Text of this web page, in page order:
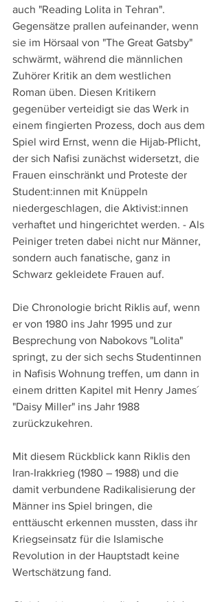
auch "Reading Lolita in Tehran".
Gegensätze prallen aufeinander, wenn
sie im Hörsaal von "The Great Gatsby"
schwärmt, während die männlichen
Zuhörer Kritik an dem westlichen
Roman üben. Diesen Kritikern
gegenüber verteidigt sie das Werk in
einem fingierten Prozess, doch aus dem
Spiel wird Ernst, wenn die Hijab-Pflicht,
der sich Nafisi zunächst widersetzt, die
Frauen einschränkt und Proteste der
Student:innen mit Knüppeln
niedergeschlagen, die Aktivist:innen
verhaftet und hingerichtet werden. - Als
Peiniger treten dabei nicht nur Männer,
sondern auch fanatische, ganz in
Schwarz gekleidete Frauen auf.
Die Chronologie bricht Riklis auf, wenn
er von 1980 ins Jahr 1995 und zur
Besprechung von Nabokovs "Lolita"
springt, zu der sich sechs Studentinnen
in Nafisis Wohnung treffen, um dann in
einem dritten Kapitel mit Henry James´
"Daisy Miller" ins Jahr 1988
zurückzukehren.
Mit diesem Rückblick kann Riklis den
Iran-Irakkrieg (1980 – 1988) und die
damit verbundene Radikalisierung der
Männer ins Spiel bringen, die
enttäuscht erkennen mussten, dass ihr
Kriegseinsatz für die Islamische
Revolution in der Hauptstadt keine
Wertschätzung fand.